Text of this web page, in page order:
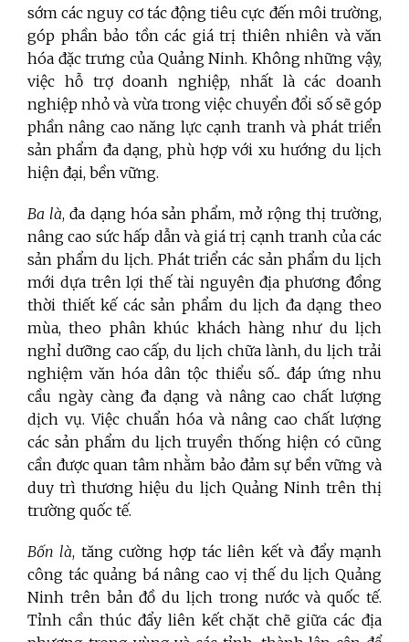
sớm các nguy cơ tác động tiêu cực đến môi trường,
góp phần bảo tồn các giá trị thiên nhiên và văn
hóa đặc trưng của Quảng Ninh. Không những vậy,
việc hỗ trợ doanh nghiệp, nhất là các doanh
nghiệp nhỏ và vừa trong việc chuyển đổi số sẽ góp
phần nâng cao năng lực cạnh tranh và phát triển
sản phẩm đa dạng, phù hợp với xu hướng du lịch
hiện đại, bền vững.
Ba là, đa dạng hóa sản phẩm, mở rộng thị trường,
nâng cao sức hấp dẫn và giá trị cạnh tranh của các
sản phẩm du lịch. Phát triển các sản phẩm du lịch
mới dựa trên lợi thế tài nguyên địa phương đồng
thời thiết kế các sản phẩm du lịch đa dạng theo
mùa, theo phân khúc khách hàng như du lịch
nghỉ dưỡng cao cấp, du lịch chữa lành, du lịch trải
nghiệm văn hóa dân tộc thiểu số... đáp ứng nhu
cầu ngày càng đa dạng và nâng cao chất lượng
dịch vụ. Việc chuẩn hóa và nâng cao chất lượng
các sản phẩm du lịch truyền thống hiện có cũng
cần được quan tâm nhằm bảo đảm sự bền vững và
duy trì thương hiệu du lịch Quảng Ninh trên thị
trường quốc tế.
Bốn là, tăng cường hợp tác liên kết và đẩy mạnh
công tác quảng bá nâng cao vị thế du lịch Quảng
Ninh trên bản đồ du lịch trong nước và quốc tế.
Tỉnh cần thúc đẩy liên kết chặt chẽ giữa các địa